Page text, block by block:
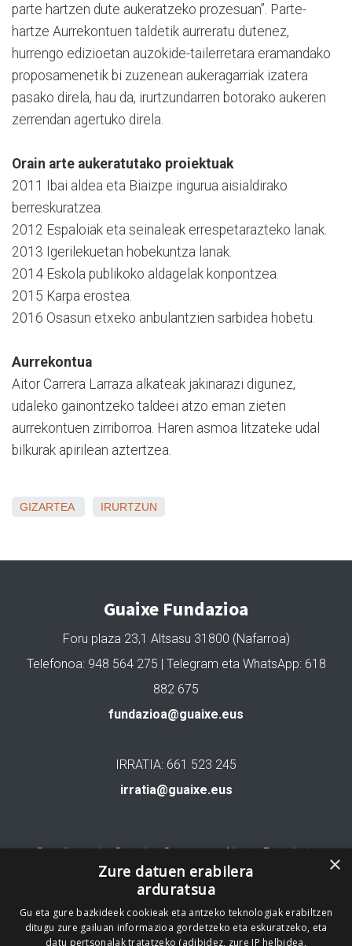
parte hartzen dute aukeratzeko prozesuan”. Parte-
hartze Aurrekontuen taldetik aurreratu dutenez,
hurrengo edizioetan auzokide-tailerretara eramandako
proposamenetik bi zuzenean aukeragarriak izatera
pasako direla, hau da, irurtzundarren botorako aukeren
zerrendan agertuko direla.
Orain arte aukeratutako proiektuak
2011 Ibai aldea eta Biaizpe ingurua aisialdirako
berreskuratzea.
2012 Espaloiak eta seinaleak errespetarazteko lanak.
2013 Igerilekuetan hobekuntza lanak.
2014 Eskola publikoko aldagelak konpontzea.
2015 Karpa erostea.
2016 Osasun etxeko anbulantzien sarbidea hobetu.
Aurrekontua
Aitor Carrera Larraza alkateak jakinarazi digunez,
udaleko gainontzeko taldeei atzo eman zieten
aurrekontuen zirriborroa. Haren asmoa litzateke udal
bilkurak apirilean aztertzea.
GIZARTEA IRURTZUN
Guaixe Fundazioa
Foru plaza 23,1 Altsasu 31800 (Nafarroa)
Telefonoa: 948 564 275 | Telegram eta WhatsApp: 618
882 675
fundazioa@guaixe.eus
IRRATIA: 661 523 245
irratia@guaixe.eus
Gure lizentzia: Creative Commons Aitortu Partekatu
Codesyntaxek garatua
×
Zure datuen erabilera
arduratsua
Gu eta gure bazkideek cookieak eta antzeko teknologiak erabiltzen
ditugu zure gailuan informazioa gordetzeko eta eskuratzeko, eta
datu pertsonalak tratatzeko (adibidez, zure IP helbidea,